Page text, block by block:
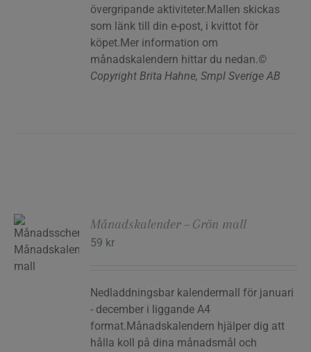
övergripande aktiviteter.Mallen skickas
som länk till din e-post, i kvittot för
köpet.Mer information om
månadskalendern hittar du nedan.©
Copyright Brita Hahne, Smpl Sverige AB
Månadskalender – Grön mall
59 kr
Nedladdningsbar kalendermall för januari
- december i liggande A4
format.Månadskalendern hjälper dig att
hålla koll på dina månadsmål och